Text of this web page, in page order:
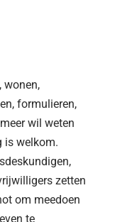
wonen,
formulieren,
wil weten
is welkom.
zetten
om meedoen
te